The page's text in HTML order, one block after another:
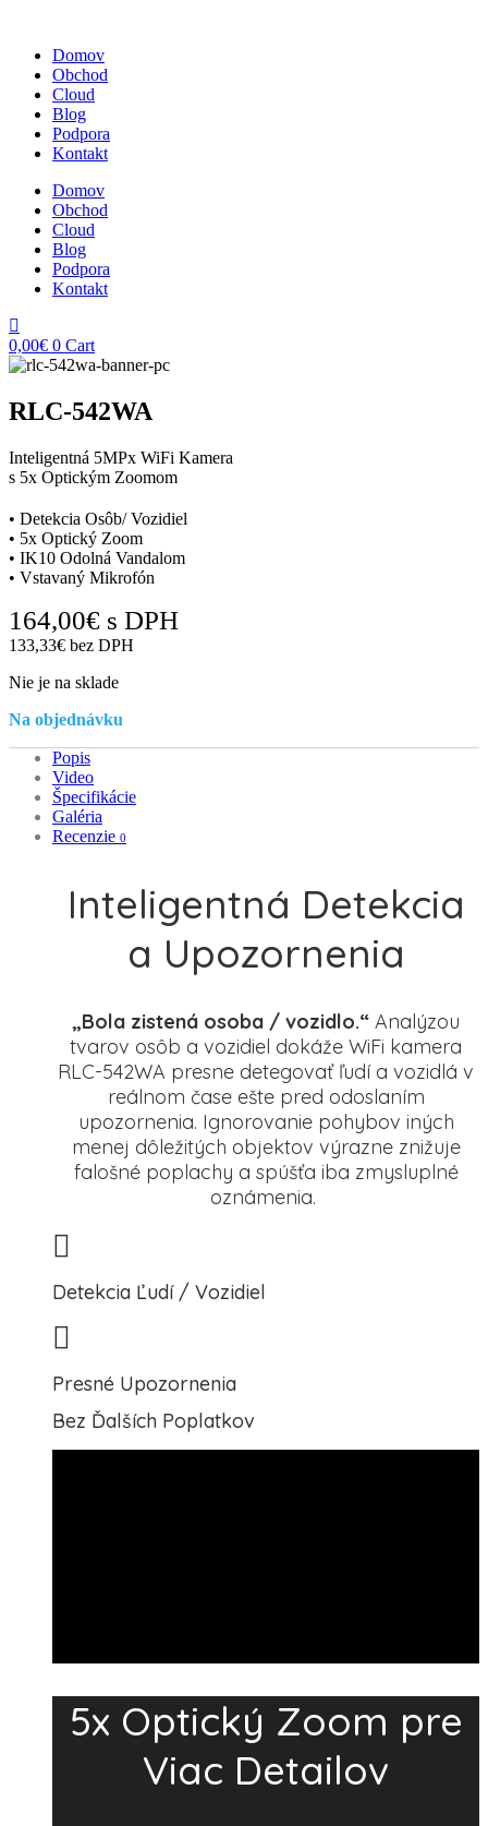
Domov
Obchod
Cloud
Blog
Podpora
Kontakt
Domov
Obchod
Cloud
Blog
Podpora
Kontakt
0,00€ 0 Cart
RLC-542WA
Inteligentná 5MPx WiFi Kamera
s 5x Optickým Zoomom
• Detekcia Osôb/ Vozidiel
• 5x Optický Zoom
• IK10 Odolná Vandalom
• Vstavaný Mikrofón
164,00€ s DPH
133,33€ bez DPH
Nie je na sklade
Na objednávku
Popis
Video
Špecifikácie
Galéria
Recenzie 0
Inteligentná Detekcia
a Upozornenia
„Bola zistená osoba / vozidlo.“ Analýzou
tvarov osôb a vozidiel dokáže WiFi kamera
RLC-542WA presne detegovať ľudí a vozidlá v
reálnom čase ešte pred odoslaním
upozornenia. Ignorovanie pohybov iných
menej dôležitých objektov výrazne znižuje
falošné poplachy a spúšťa iba zmysluplné
oznámenia.
Detekcia Ľudí / Vozidiel
Presné Upozornenia
Bez Ďalších Poplatkov
5x Optický Zoom pre
Viac Detailov